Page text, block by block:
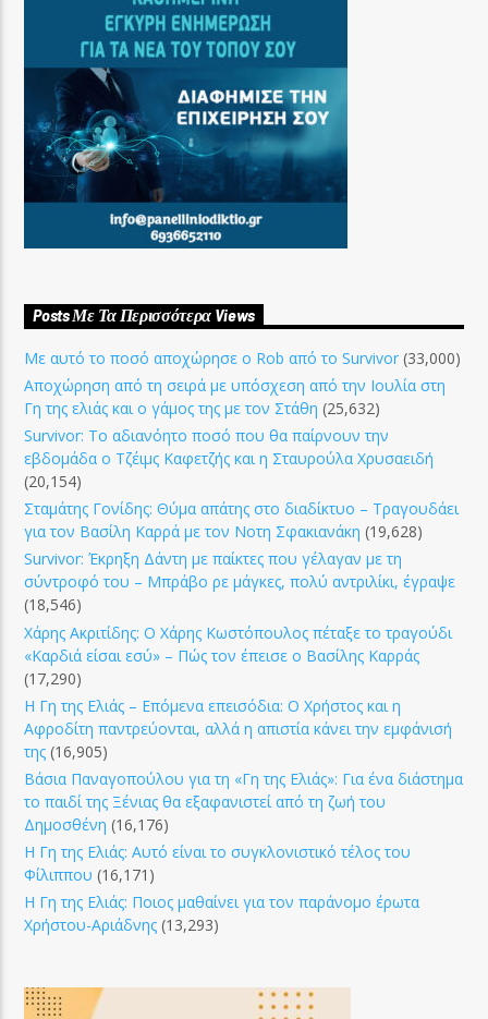
Posts Με Τα Περισσότερα Views
Με αυτό το ποσό αποχώρησε ο Rob από το Survivor (33,000)
Αποχώρηση από τη σειρά με υπόσχεση από την Ιουλία στη
Γη της ελιάς και ο γάμος της με τον Στάθη (25,632)
Survivor: Το αδιανόητο ποσό που θα παίρνουν την
εβδομάδα ο Τζέιμς Καφετζής και η Σταυρούλα Χρυσαειδή
(20,154)
Σταμάτης Γονίδης: Θύμα απάτης στο διαδίκτυο – Τραγουδάει
για τον Βασίλη Καρρά με τον Νοτη Σφακιανάκη (19,628)
Survivor: Έκρηξη Δάντη με παίκτες που γέλαγαν με τη
σύντροφό του – Μπράβο ρε μάγκες, πολύ αντριλίκι, έγραψε
(18,546)
Χάρης Ακριτίδης: Ο Χάρης Κωστόπουλος πέταξε το τραγούδι
«Καρδιά είσαι εσύ» – Πώς τον έπεισε ο Βασίλης Καρράς
(17,290)
Η Γη της Ελιάς – Επόμενα επεισόδια: Ο Χρήστος και η
Αφροδίτη παντρεύονται, αλλά η απιστία κάνει την εμφάνισή
της (16,905)
Βάσια Παναγοπούλου για τη «Γη της Ελιάς»: Για ένα διάστημα
το παιδί της Ξένιας θα εξαφανιστεί από τη ζωή του
Δημοσθένη (16,176)
Η Γη της Ελιάς: Αυτό είναι το συγκλονιστικό τέλος του
Φίλιππου (16,171)
Η Γη της Ελιάς: Ποιος μαθαίνει για τον παράνομο έρωτα
Χρήστου-Αριάδνης (13,293)